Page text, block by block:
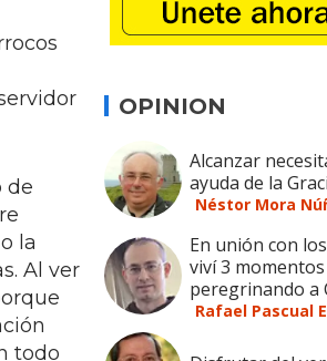
de
la
Al ver
todo
OPINION
Alcanzar
ayuda de la
Néstor Mora
En unión con
viví 3
peregrinando a
Rafael Pascual